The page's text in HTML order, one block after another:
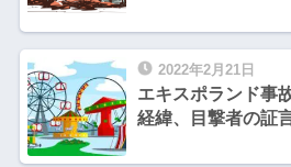
2022年2月21日
エキスポランド事
経緯、目撃者の証